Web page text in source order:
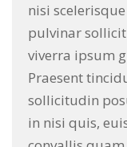
nisi
pulvinar
viverra ipsum
Praesent
sollicitudin
in nisi quis,